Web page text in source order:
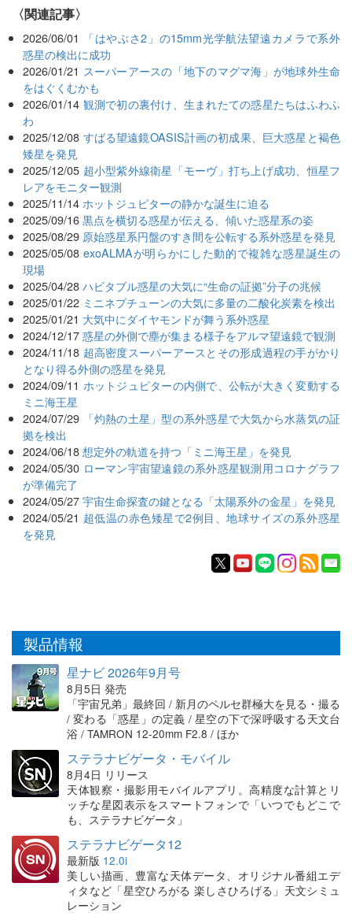
関連記事
2026/06/01
「はやぶさ2」の15mm光学航法望遠カメラで系外
惑星の検出に成功
2026/01/21 スーパーアースの「地下のマグマ海」が地球外生命
をはぐくむかも
2026/01/14 観測で初の裏付け、生まれたての惑星たちはふわふ
わ
2025/12/08 すばる望遠鏡OASIS計画の初成果、巨大惑星と褐色
矮星を発見
2025/12/05 超小型紫外線衛星「モーヴ」打ち上げ成功、恒星フ
レアをモニター観測
2025/11/14 ホットジュピターの静かな誕生に迫る
2025/09/16 黒点を横切る惑星が伝える、傾いた惑星系の姿
2025/08/29 原始惑星系円盤のすき間を公転する系外惑星を発見
2025/05/08 exoALMAが明らかにした動的で複雑な惑星誕生の
現場
2025/04/28 ハビタブル惑星の大気に“生命の証拠”分子の兆候
2025/01/22 ミニネプチューンの大気に多量の二酸化炭素を検出
2025/01/21 大気中にダイヤモンドが舞う系外惑星
2024/12/17 惑星の外側で塵が集まる様子をアルマ望遠鏡で観測
2024/11/18 超高密度スーパーアースとその形成過程の手がかり
となり得る外側の惑星を発見
2024/09/11 ホットジュピターの内側で、公転が大きく変動する
ミニ海王星
2024/07/29
「灼熱の土星」型の系外惑星で大気から水蒸気の証
拠を検出
2024/06/18 想定外の軌道を持つ「ミニ海王星」を発見
2024/05/30 ローマン宇宙望遠鏡の系外惑星観測用コロナグラフ
が準備完了
2024/05/27 宇宙生命探査の鍵となる「太陽系外の金星」を発見
2024/05/21 超低温の赤色矮星で2例目、地球サイズの系外惑星
を発見
製品情報
星ナビ 2026年9月号
8月5日 発売
「宇宙兄弟」最終回 / 新月のペルセ群極大を見る・撮る
/ 変わる「惑星」の定義 / 星空の下で深呼吸する天文台
浴 / TAMRON 12-20mm F2.8 / ほか
ステラナビゲータ・モバイル
8月4日 リリース
天体観察・撮影用モバイルアプリ。高精度な計算とリ
ッチな星図表示をスマートフォンで「いつでもどこで
も、ステラナビゲータ」
ステラナビゲータ12
最新版 12.0i
美しい描画、豊富な天体データ、オリジナル番組エデ
ィタなど「星空ひろがる 楽しさひろげる」天文シミュ
レーション